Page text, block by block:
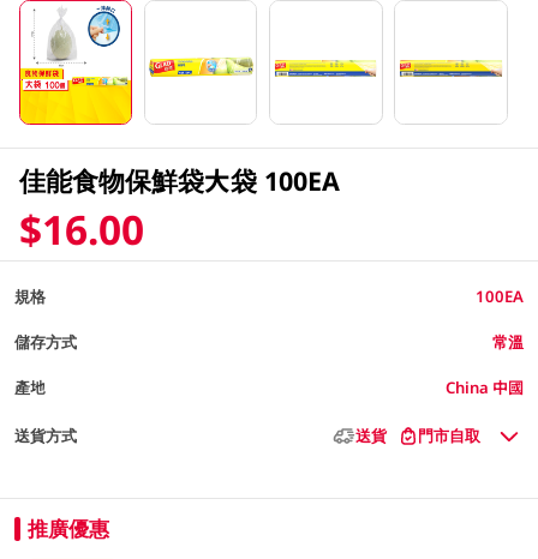
佳能食物保鮮袋大袋 100EA
$16.00
規格 100EA
儲存方式 常溫
產地 China 中國
送貨方式 送貨 門市自取
推廣優惠